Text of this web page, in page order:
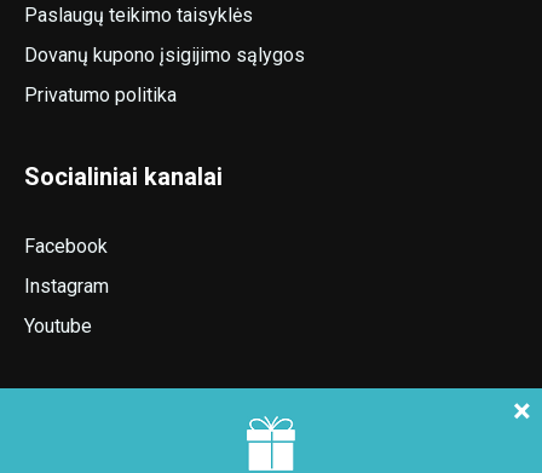
Paslaugų teikimo taisyklės
Dovanų kupono įsigijimo sąlygos
Privatumo politika
Socialiniai kanalai
Facebook
Instagram
Youtube
×